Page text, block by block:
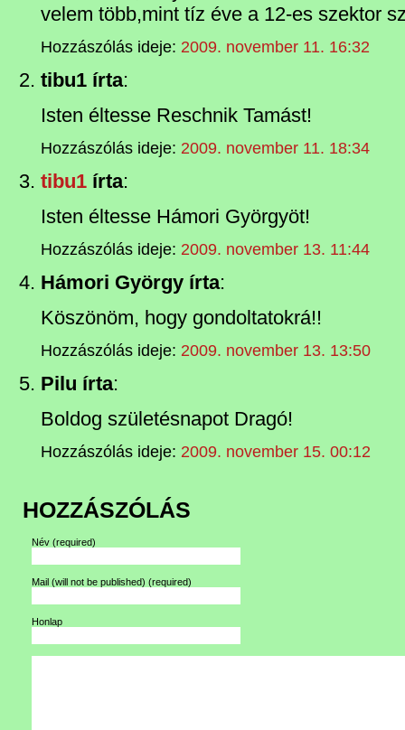
velem több,mint tíz éve a 12-es szektor
Hozzászólás ideje: 2009. november 11. 16:32
tibu1 írta:
Isten éltesse Reschnik Tamást!
Hozzászólás ideje: 2009. november 11. 18:34
tibu1 írta:
Isten éltesse Hámori Györgyöt!
Hozzászólás ideje: 2009. november 13. 11:44
Hámori György írta:
Köszönöm, hogy gondoltatokrá!!
Hozzászólás ideje: 2009. november 13. 13:50
Pilu írta:
Boldog születésnapot Dragó!
Hozzászólás ideje: 2009. november 15. 00:12
HOZZÁSZÓLÁS
Név (required)
Mail (will not be published) (required)
Honlap